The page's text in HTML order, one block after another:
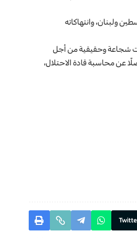
ولبنان، وانتهاكاته
شجاعة وحقيقية من أجل
عن محاسبة قادة الاحتلال،